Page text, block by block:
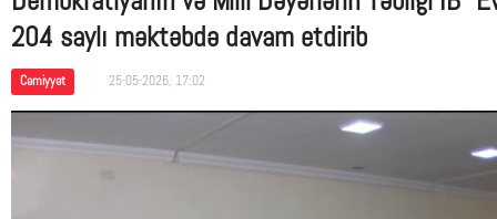
204 saylı məktəbdə davam etdirib
Cəmiyyət 25-05-2026, 17:02